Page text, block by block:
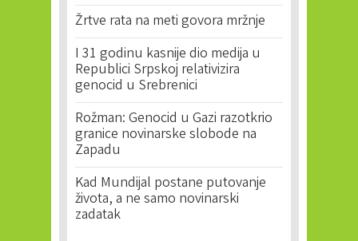
Žrtve rata na meti govora mržnje
I 31 godinu kasnije dio medija u
Republici Srpskoj relativizira
genocid u Srebrenici
Rožman: Genocid u Gazi razotkrio
granice novinarske slobode na
Zapadu
Kad Mundijal postane putovanje
života, a ne samo novinarski
zadatak